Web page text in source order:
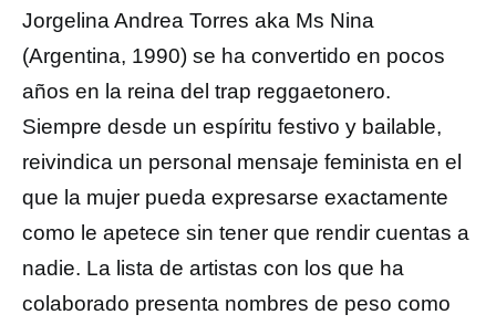
Jorgelina Andrea Torres aka Ms Nina
(Argentina, 1990) se ha convertido en pocos
años en la reina del trap reggaetonero.
Siempre desde un espíritu festivo y bailable,
reivindica un personal mensaje feminista en el
que la mujer pueda expresarse exactamente
como le apetece sin tener que rendir cuentas a
nadie. La lista de artistas con los que ha
colaborado presenta nombres de peso como